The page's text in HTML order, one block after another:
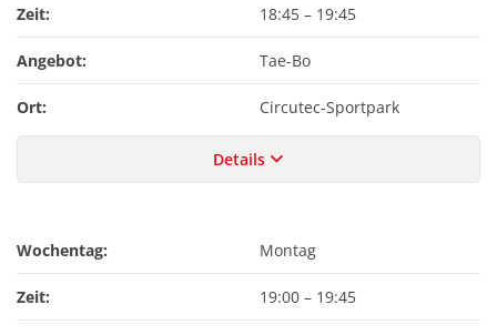
Zeit: 18:45 – 19:45
Angebot: Tae-Bo
Ort: Circutec-Sportpark
Details
Wochentag: Montag
Zeit: 19:00 – 19:45